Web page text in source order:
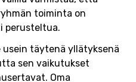
toiminta on
perusteltua.
usein täytenä yllätyksenä
sen vaikutukset
Oma